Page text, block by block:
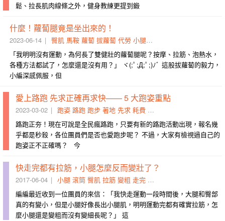
鬆、拉長肌肉線條之外，健身教練更提到鍛
什麼！蘿蔔腿竟是坐出來的！
2023-06-14 臀肌 馬鞍 蘿蔔 拔蘿蔔 代勞 小腿 剋星
「我明明沒有運動，為何長了雙健壯的蘿蔔腿呢？按摩、拉筋、泡熱水，
各種方法都試了，怎麼還是沒有用？」 ヾ(;ﾟ;Д;ﾟ;)ﾉﾞ 這股拔蘿蔔的毅力，
小編深感佩服，但
愛上路跑 先求正確再求快—— 5 大跑姿重點
2023-03-02 跑姿 路跑 跑步 著地 先求 耗費 重點
路跑正夯！現在可說是全民瘋路跑，只要有新的路跑活動出現，報名幾
乎都是秒殺，各位團員們是否也愛跑步呢？ 不過，大家有檢視過自己的
跑姿正不正確嗎？ 今
快走完都有拉筋，小腿怎麼反而變壯了？
2017-06-04 小腿 滾筒 臀肌 拉筋 變粗 走完 變壯
編編最近收到一位團員的來信：「我快走運動一段時間後，大腿和臀部
真的有變小，但是小腿好像長出小腿肌，明明運動完都有確實拉筋，怎
麼小腿還是變粗而沒有變細長呢？」 這